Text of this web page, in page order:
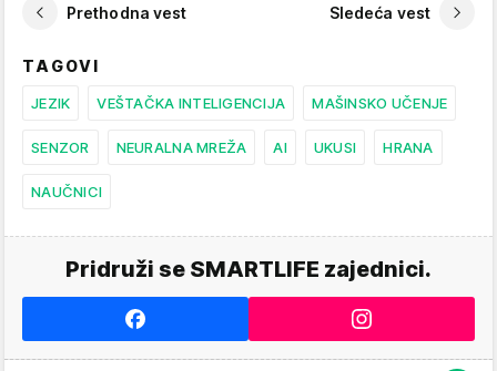
Prethodna vest Sledeća vest
TAGOVI
JEZIK VEŠTAČKA INTELIGENCIJA MAŠINSKO UČENJE
SENZOR NEURALNA MREŽA AI UKUSI HRANA
NAUČNICI
Pridruži se SMARTLIFE zajednici.